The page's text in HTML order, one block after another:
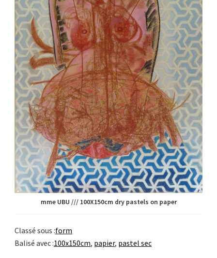
mme UBU /// 100X150cm dry pastels on paper
Classé sous :form
Balisé avec :100x150cm, papier, pastel sec